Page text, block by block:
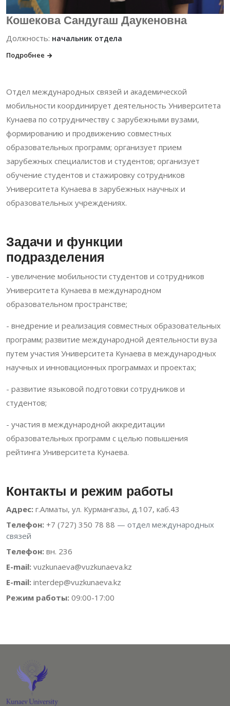
Кошекова Сандугаш Даукеновна
Должность: начальник отдела
Подробнее
Отдел международных связей и академической
мобильности координирует деятельность Университета
Кунаева по сотрудничеству с зарубежными вузами,
формированию и продвижению совместных
образовательных программ; организует прием
зарубежных специалистов и студентов; организует
обучение студентов и стажировку сотрудников
Университета Кунаева в зарубежных научных и
образовательных учреждениях.
Задачи и функции
подразделения
- увеличение мобильности студентов и сотрудников
Университета Кунаева в международном
образовательном пространстве;
- внедрение и реализация совместных образовательных
программ; развитие международной деятельности вуза
путем участия Университета Кунаева в международных
научных и инновационных программах и проектах;
- развитие языковой подготовки сотрудников и
студентов;
- участия в международной аккредитации
образовательных программ с целью повышения
рейтинга Университета Кунаева.
Контакты и режим работы
Адрес: г.Алматы, ул. Курмангазы, д.107, каб.43
Телефон: +7 (727) 350 78 88 — отдел международных
связей
Телефон: вн. 236
E-mail: vuzkunaeva@vuzkunaeva.kz
E-mail: interdep@vuzkunaeva.kz
Режим работы: 09:00-17:00